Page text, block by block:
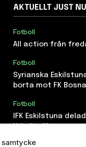
samtycke
AKTUELLT JUST NU
Fotboll
All action från
Fotboll
Syrianska
borta mot FK
Fotboll
IFK Eskilstuna